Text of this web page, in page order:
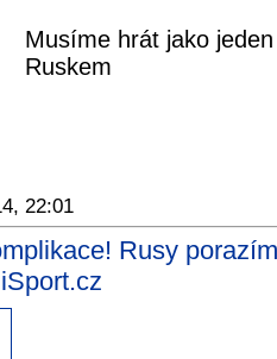
Musíme hrát jako
Ruskem
22:01
Rusy